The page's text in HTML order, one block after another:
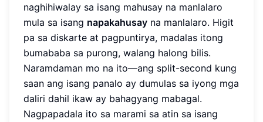
naghihiwalay sa isang mahusay na manlalaro
mula sa isang napakahusay na manlalaro. Higit
pa sa diskarte at pagpuntirya, madalas itong
bumababa sa purong, walang halong bilis.
Naramdaman mo na ito—ang split-second kung
saan ang isang panalo ay dumulas sa iyong mga
daliri dahil ikaw ay bahagyang mabagal.
Nagpapadala ito sa marami sa atin sa isang